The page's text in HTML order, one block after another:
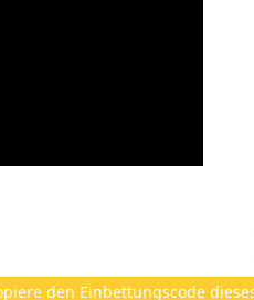
den Einbettungscode